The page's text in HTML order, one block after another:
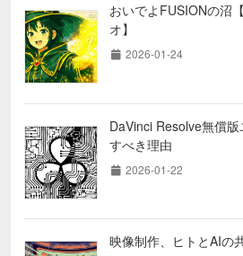
おいでよFUSIONの沼
オ】
2026-01-24
DaVinci Resolve無償
すべき理由
2026-01-22
映像制作、ヒトとAIの